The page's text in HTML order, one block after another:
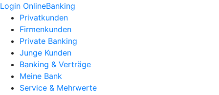
Login OnlineBanking
Privatkunden
Firmenkunden
Private Banking
Junge Kunden
Banking & Verträge
Meine Bank
Service & Mehrwerte